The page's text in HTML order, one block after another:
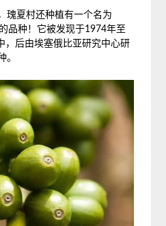
瑰夏村还种植有一个名为
品种！它被发现于1974年至
，后由埃塞俄比亚研究中心研
。